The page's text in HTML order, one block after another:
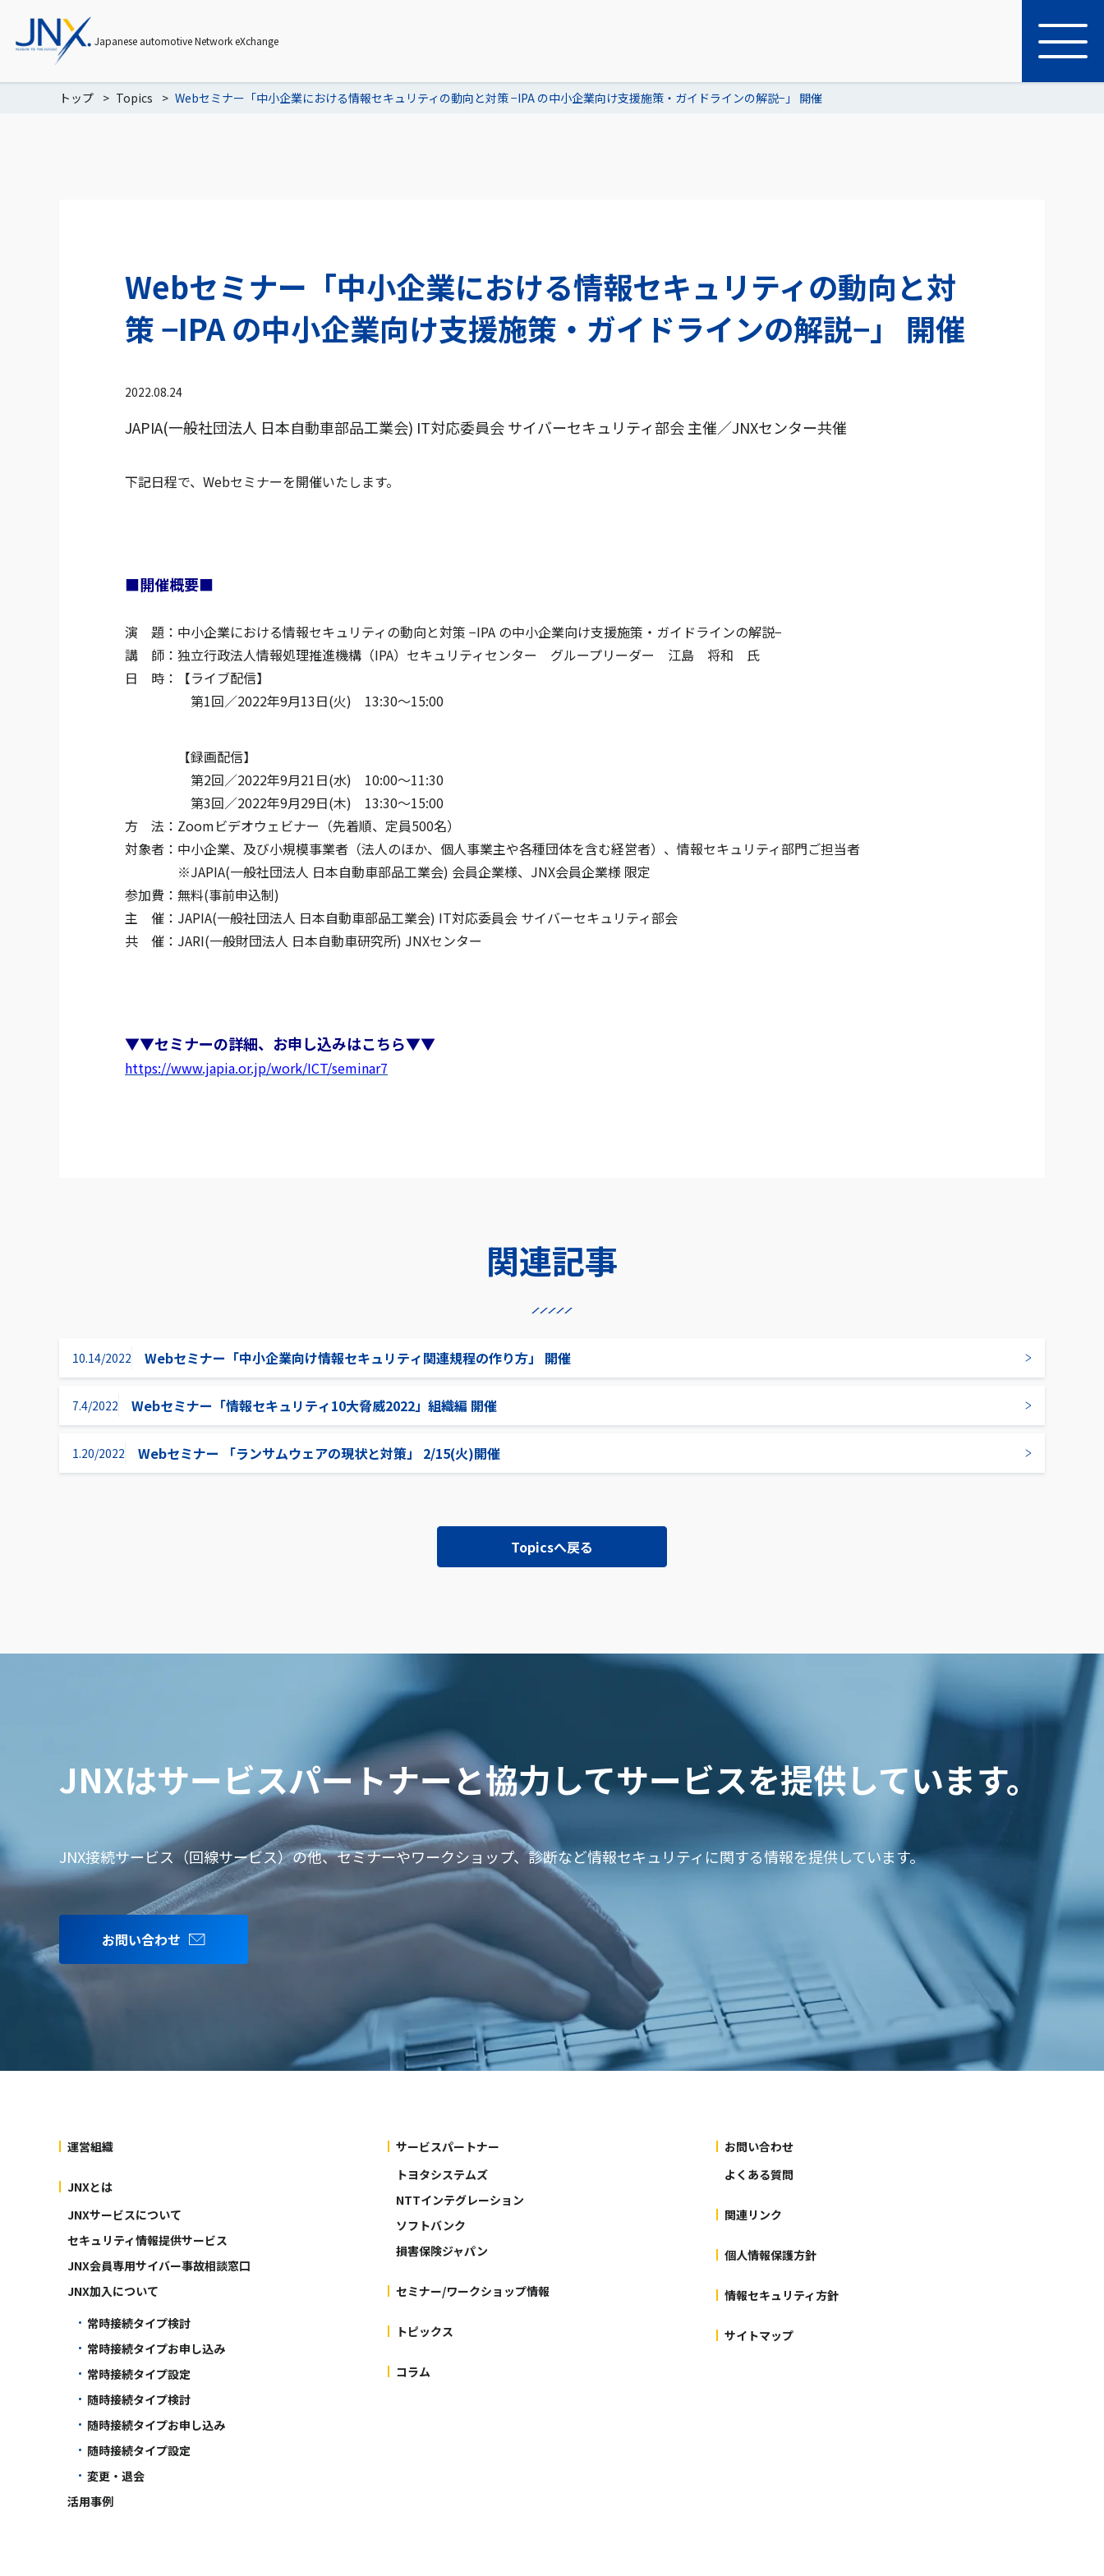
Japanese automotive Network eXchange
トップ Topics Webセミナー「中小企業における情報セキュリティの動向と対策 −IPA の中小企業向け支援施策・ガイドラインの解説−」 開催
Webセミナー「中小企業における情報セキュリティの動向と対
策 −IPA の中小企業向け支援施策・ガイドラインの解説−」 開催
2022.08.24
JAPIA(一般社団法人 日本自動車部品工業会) IT対応委員会 サイバーセキュリティ部会 主催／JNXセンター共催
下記日程で、Webセミナーを開催いたします。
■開催概要■
演 題：中小企業における情報セキュリティの動向と対策 −IPA の中小企業向け支援施策・ガイドラインの解説−
講 師：独立行政法人情報処理推進機構（IPA）セキュリティセンター グループリーダー 江島 将和 氏
日 時：【ライブ配信】
第1回／2022年9月13日(火) 13:30～15:00
【録画配信】
第2回／2022年9月21日(水) 10:00～11:30
第3回／2022年9月29日(木) 13:30～15:00
方 法：Zoomビデオウェビナー（先着順、定員500名）
対象者：中小企業、及び小規模事業者（法人のほか、個人事業主や各種団体を含む経営者）、情報セキュリティ部門ご担当者
※JAPIA(一般社団法人 日本自動車部品工業会) 会員企業様、JNX会員企業様 限定
参加費：無料(事前申込制)
主 催：JAPIA(一般社団法人 日本自動車部品工業会) IT対応委員会 サイバーセキュリティ部会
共 催：JARI(一般財団法人 日本自動車研究所) JNXセンター
▼▼セミナーの詳細、お申し込みはこちら▼▼
https://www.japia.or.jp/work/ICT/seminar7
関連記事
10.14/2022 Webセミナー「中小企業向け情報セキュリティ関連規程の作り方」 開催
7.4/2022 Webセミナー「情報セキュリティ10大脅威2022」組織編 開催
1.20/2022 Webセミナー 「ランサムウェアの現状と対策」 2/15(火)開催
Topicsへ戻る
JNXはサービスパートナーと協力してサービスを提供しています。
JNX接続サービス（回線サービス）の他、セミナーやワークショップ、診断など情報セキュリティに関する情報を提供しています。
お問い合わせ
運営組織
JNXとは
JNXサービスについて
セキュリティ情報提供サービス
JNX会員専用サイバー事故相談窓口
JNX加入について
常時接続タイプ検討
常時接続タイプお申し込み
常時接続タイプ設定
随時接続タイプ検討
随時接続タイプお申し込み
随時接続タイプ設定
変更・退会
活用事例
サービスパートナー
トヨタシステムズ
NTTインテグレーション
ソフトバンク
損害保険ジャパン
セミナー/ワークショップ情報
トピックス
コラム
お問い合わせ
よくある質問
関連リンク
個人情報保護方針
情報セキュリティ方針
サイトマップ